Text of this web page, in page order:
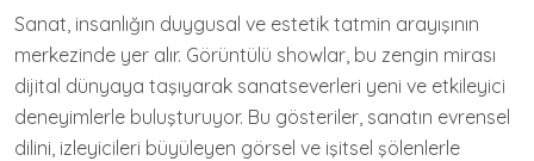
Sanat, insanlığın duygusal ve estetik tatmin arayışının
merkezinde yer alır. Görüntülü showlar, bu zengin mirası
dijital dünyaya taşıyarak sanatseverleri yeni ve etkileyici
deneyimlerle buluşturuyor. Bu gösteriler, sanatın evrensel
dilini, izleyicileri büyüleyen görsel ve işitsel şölenlerle